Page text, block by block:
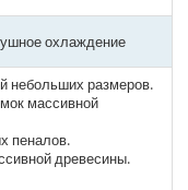
охлаждение
небольших размеров.
массивной
пеналов.
древесины.